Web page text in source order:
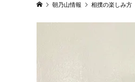
朝乃山情報 相撲の楽しみ方